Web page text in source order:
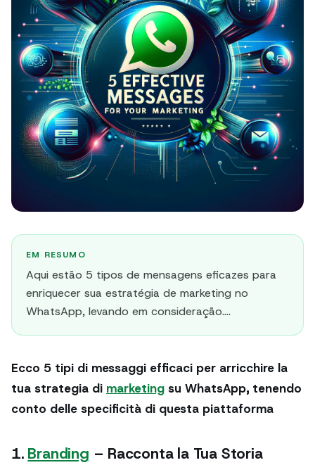
EM RESUMO
Aqui estão 5 tipos de mensagens eficazes para
enriquecer sua estratégia de marketing no
WhatsApp, levando em consideração....
Ecco 5 tipi di messaggi efficaci per arricchire la
tua strategia di marketing su WhatsApp, tenendo
conto delle specificità di questa piattaforma
1. Branding – Racconta la Tua Storia